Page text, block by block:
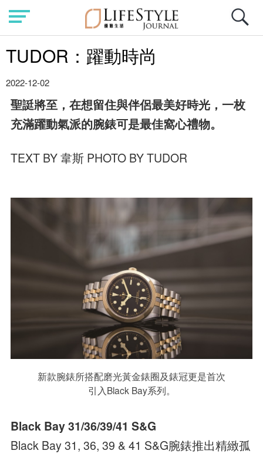
TUDOR：躍動時尚
2022-12-02
聖誔將至，在想留住與伴侶最美好時光，一枚
充滿躍動氣派的腕錶可是最佳窩心禮物。
TEXT BY 韋斯 PHOTO BY TUDOR
新款腕錶所搭配磨光黃金錶圈及錶冠更是首次
引入Black Bay系列。
Black Bay 31/36/39/41 S&G
Black Bay 31, 36, 39 & 41 S&G腕錶推出精緻孤